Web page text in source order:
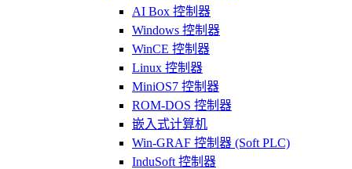
AI Box 控制器
Windows 控制器
WinCE 控制器
Linux 控制器
MiniOS7 控制器
ROM-DOS 控制器
嵌入式计算机
Win-GRAF 控制器 (Soft PLC)
InduSoft 控制器